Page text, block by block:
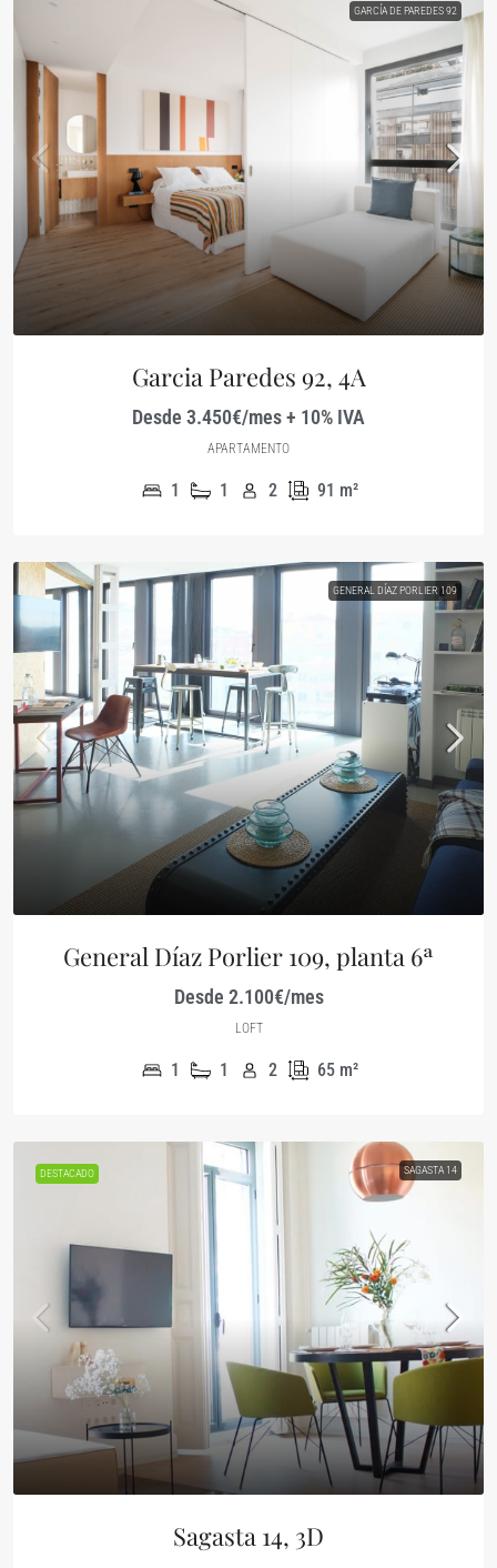
GARCÍA DE PAREDES 92
Garcia Paredes 92, 4A
Desde 3.450€/mes + 10% IVA
APARTAMENTO
1 1 2 91 m²
GENERAL DÍAZ PORLIER 109
General Díaz Porlier 109, planta 6ª
Desde 2.100€/mes
LOFT
1 1 2 65 m²
DESTACADO SAGASTA 14
Sagasta 14, 3D